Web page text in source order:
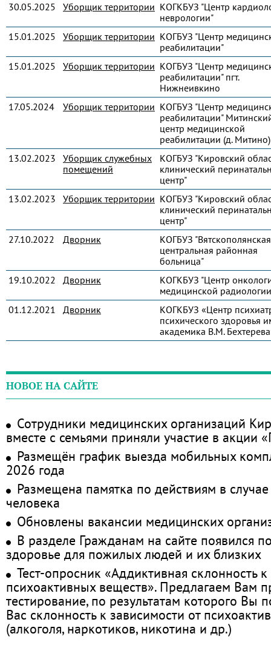
30.05.2025
Уборщик территории КОГКБУЗ "Центр
неврологии"
15.01.2025
Уборщик территории КОГБУЗ "Центр
реабилитации"
15.01.2025
Уборщик территории КОГБУЗ "Центр
реабилитации" пгт.
Нижнеивкино
17.05.2024
Уборщик территории КОГБУЗ "Центр
реабилитации"
центр медицинской
реабилитации (д. Митино)
13.02.2023
Уборщик служебных
помещений
КОГБУЗ "Кировский
клинический
центр"
13.02.2023
Уборщик территории КОГБУЗ "Кировский
клинический
центр"
27.10.2022
Дворник
КОГБУЗ "Вятскополянская
центральная районная
больница"
19.10.2022
Дворник
КОГКБУЗ "Центр
медицинской
01.12.2021
Дворник
КОГКБУЗ «Центр
психического здоровья
академика В.М.
НОВОЕ НА САЙТЕ
Сотрудники медицинских организаций
вместе с семьями приняли участие в акции
Размещён график выезда мобильных
2026 года
Размещена памятка по действиям в
человека
Обновлены вакансии медицинских
В разделе Гражданам на сайте появился
здоровье для пожилых людей и их близких
Тест-опросник «Аддиктивная склонность
психоактивных веществ». Предлагаем Вам
тестирование, по результатам которого Вы
Вас склонность к зависимости от
(алкоголя, наркотиков, никотина и др.)